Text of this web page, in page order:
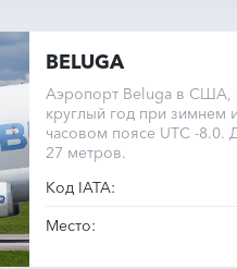
BELUGA
Аэропорт Beluga в США,
круглый год при зимнем
часовом поясе UTC -8.0.
27 метров.
Код IATA:
Место: